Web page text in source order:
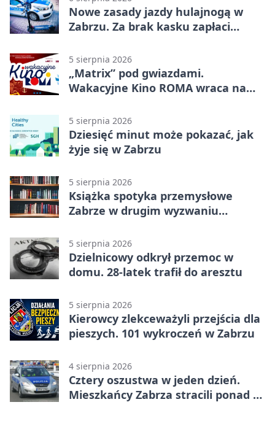
Nowe zasady jazdy hulajnogą w
Zabrzu. Za brak kasku zapłaci
5 sierpnia 2026
„Matrix” pod gwiazdami.
Wakacyjne Kino ROMA wraca na
5 sierpnia 2026
Dziesięć minut może pokazać, jak
żyje się w Zabrzu
5 sierpnia 2026
Książka spotyka przemysłowe
Zabrze w drugim wyzwaniu
5 sierpnia 2026
Dzielnicowy odkrył przemoc w
domu. 28-latek trafił do aresztu
5 sierpnia 2026
Kierowcy zlekceważyli przejścia dla
pieszych. 101 wykroczeń w Zabrzu
4 sierpnia 2026
Cztery oszustwa w jeden dzień.
Mieszkańcy Zabrza stracili ponad 6